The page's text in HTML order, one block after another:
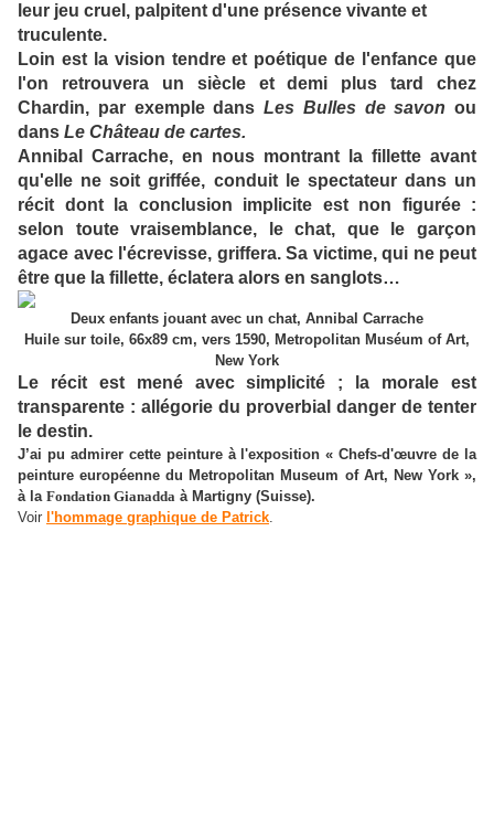
leur jeu cruel, palpitent d'une présence vivante et
truculente.
Loin est la vision tendre et poétique de l'enfance que
l'on retrouvera un siècle et demi plus tard chez
Chardin, par exemple dans Les Bulles de savon ou
dans Le Château de cartes.
Annibal Carrache, en nous montrant la fillette avant
qu'elle ne soit griffée, conduit le spectateur dans un
récit dont la conclusion implicite est non figurée :
selon toute vraisemblance, le chat, que le garçon
agace avec l'écrevisse, griffera. Sa victime, qui ne peut
être que la fillette, éclatera alors en sanglots…
Deux enfants jouant avec un chat, Annibal Carrache
Huile sur toile, 66x89 cm, vers 1590, Metropolitan Muséum of Art,
New York
Le récit est mené avec simplicité ; la morale est
transparente : allégorie du proverbial danger de tenter
le destin.
J’ai pu admirer cette peinture à l'exposition « Chefs-d'œuvre de la
peinture européenne du Metropolitan Museum of Art, New York »,
à la Fondation Gianadda à Martigny (Suisse).
Voir l'hommage graphique de Patrick.